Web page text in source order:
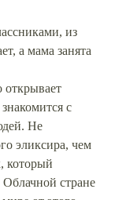
из
а мама занята
открывает
с
Не
эликсира, чем
который
стране